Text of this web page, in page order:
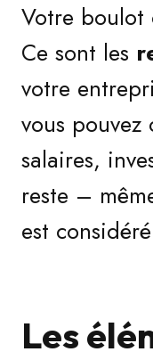
Votre boulot
Ce sont les
votre
vous
salaires,
reste –
est
Les